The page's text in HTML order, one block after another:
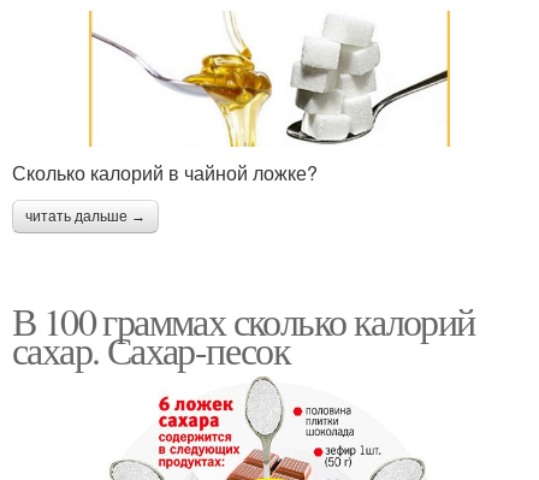
Сколько калорий в чайной ложке?
читать дальше →
В 100 граммах сколько калорий
сахар. Сахар-песок